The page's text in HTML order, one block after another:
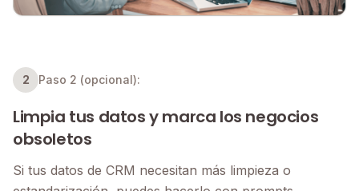
2 Paso 2 (opcional):
Limpia tus datos y marca los negocios
obsoletos
Si tus datos de CRM necesitan más limpieza o